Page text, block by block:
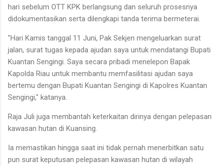
hari sebelum OTT KPK berlangsung dan seluruh prosesnya
didokumentasikan serta dilengkapi tanda terima bermeterai.
"Hari Kamis tanggal 11 Juni, Pak Sekjen mengeluarkan surat
jalan, surat tugas kepada ajudan saya untuk mendatangi Bupati
Kuantan Sengingi. Saya secara pribadi menelepon Bapak
Kapolda Riau untuk membantu memfasilitasi ajudan saya
bertemu dengan Bupati Kuantan Sengingi di Kapolres Kuantan
Sengingi," katanya.
Raja Juli juga membantah keterkaitan dirinya dengan pelepasan
kawasan hutan di Kuansing.
Ia memastikan hingga saat ini tidak pernah menerbitkan satu
pun surat keputusan pelepasan kawasan hutan di wilayah